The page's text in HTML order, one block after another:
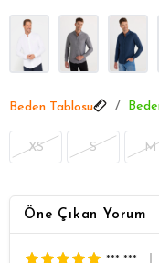
Beden Tablosu
XS S M
Öne Çıkan Yorum
*** ***